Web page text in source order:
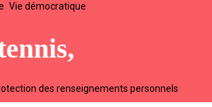
Vie démocratique
des renseignements personnels